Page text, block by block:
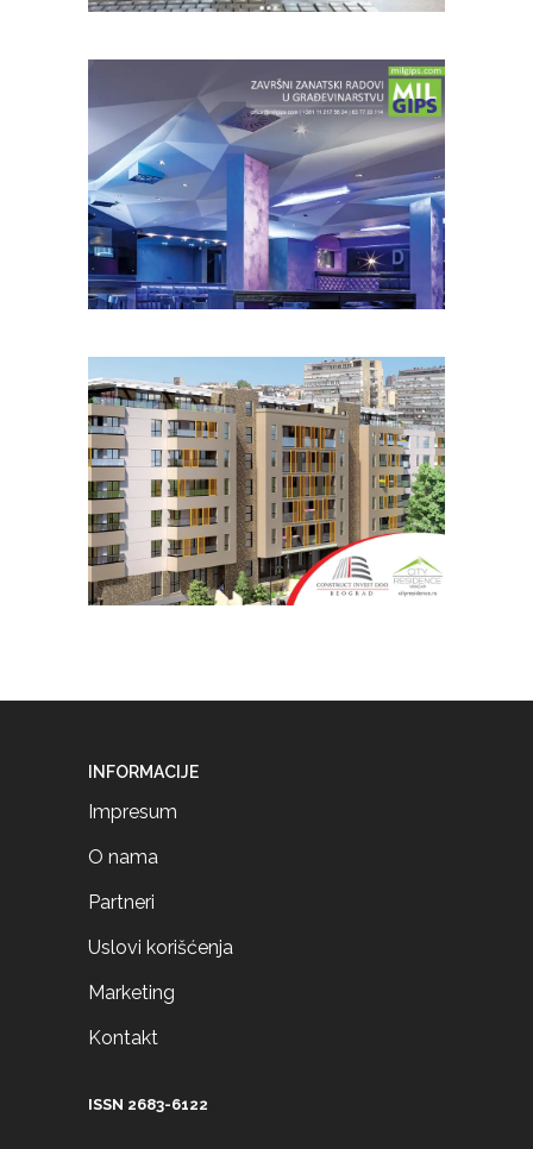
INFORMACIJE
Impresum
O nama
Partneri
Uslovi korišćenja
Marketing
Kontakt
ISSN 2683-6122